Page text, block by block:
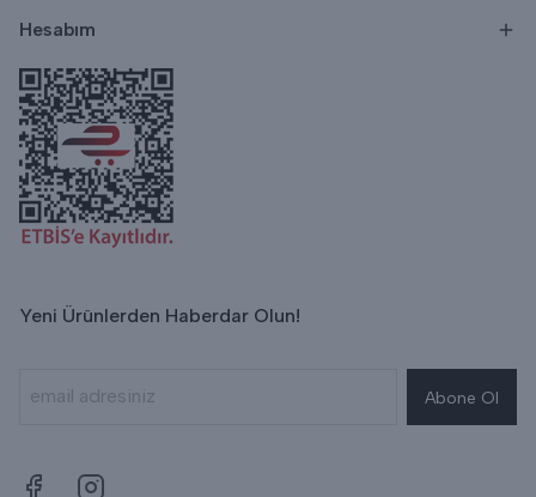
Hesabım
Yeni Ürünlerden Haberdar Olun!
Abone Ol